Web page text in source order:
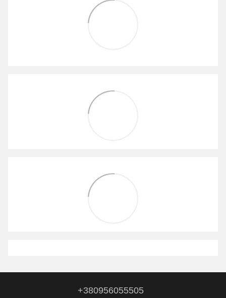
+380956055505